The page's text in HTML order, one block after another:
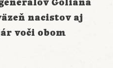
Goliana
nacistov aj
voči obom